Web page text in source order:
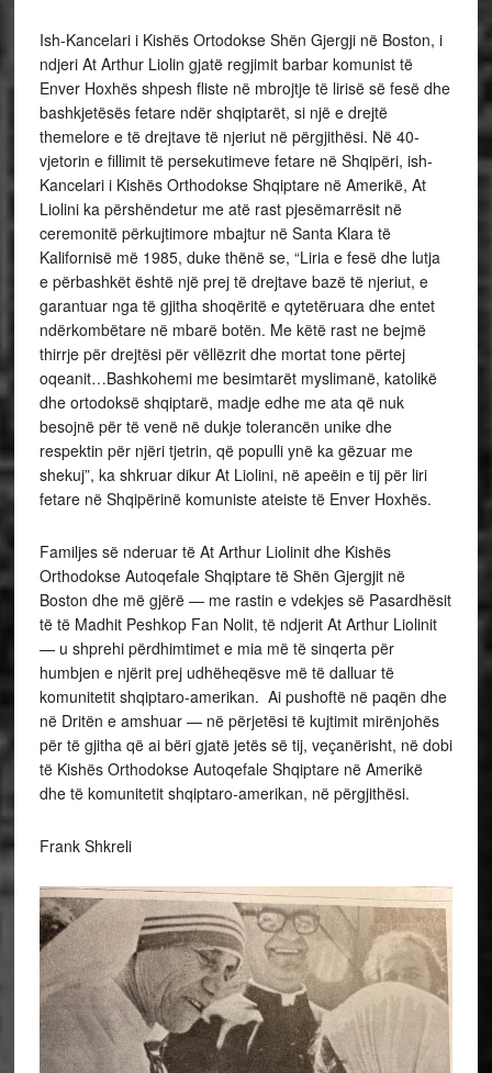
Ish-Kancelari i Kishës Ortodokse Shën Gjergji në Boston, i
ndjeri At Arthur Liolin gjatë regjimit barbar komunist të
Enver Hoxhës shpesh fliste në mbrojtje të lirisë së fesë dhe
bashkjetësës fetare ndër shqiptarët, si një e drejtë
themelore e të drejtave të njeriut në përgjithësi. Në 40-
vjetorin e fillimit të persekutimeve fetare në Shqipëri, ish-
Kancelari i Kishës Orthodokse Shqiptare në Amerikë, At
Liolini ka përshëndetur me atë rast pjesëmarrësit në
ceremonitë përkujtimore mbajtur në Santa Klara të
Kalifornisë më 1985, duke thënë se, “Liria e fesë dhe lutja
e përbashkët është një prej të drejtave bazë të njeriut, e
garantuar nga të gjitha shoqëritë e qytetëruara dhe entet
ndërkombëtare në mbarë botën. Me këtë rast ne bejmë
thirrje për drejtësi për vëllëzrit dhe mortat tone përtej
oqeanit…Bashkohemi me besimtarët myslimanë, katolikë
dhe ortodoksë shqiptarë, madje edhe me ata që nuk
besojnë për të venë në dukje tolerancën unike dhe
respektin për njëri tjetrin, që populli ynë ka gëzuar me
shekuj”, ka shkruar dikur At Liolini, në apeëin e tij për liri
fetare në Shqipërinë komuniste ateiste të Enver Hoxhës.
Familjes së nderuar të At Arthur Liolinit dhe Kishës
Orthodokse Autoqefale Shqiptare të Shën Gjergjit në
Boston dhe më gjërë — me rastin e vdekjes së Pasardhësit
të të Madhit Peshkop Fan Nolit, të ndjerit At Arthur Liolinit
— u shprehi përdhimtimet e mia më të sinqerta për
humbjen e njërit prej udhëheqësve më të dalluar të
komunitetit shqiptaro-amerikan. Ai pushoftë në paqën dhe
në Dritën e amshuar — në përjetësi të kujtimit mirënjohës
për të gjitha që ai bëri gjatë jetës së tij, veçanërisht, në dobi
të Kishës Orthodokse Autoqefale Shqiptare në Amerikë
dhe të komunitetit shqiptaro-amerikan, në përgjithësi.
Frank Shkreli